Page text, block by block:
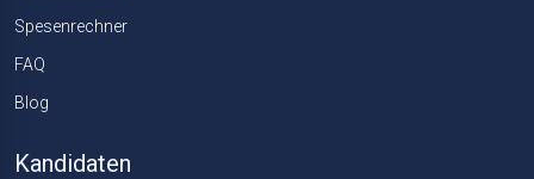
Spesenrechner
FAQ
Blog
Kandidaten